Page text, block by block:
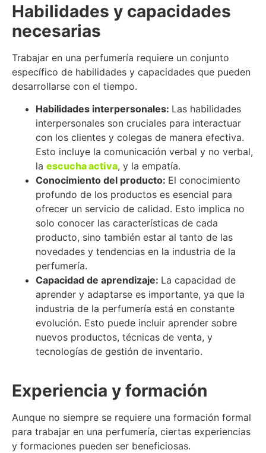
Habilidades y capacidades
necesarias
Trabajar en una perfumería requiere un conjunto
específico de habilidades y capacidades que pueden
desarrollarse con el tiempo.
Habilidades interpersonales: Las habilidades
interpersonales son cruciales para interactuar
con los clientes y colegas de manera efectiva.
Esto incluye la comunicación verbal y no verbal,
la escucha activa, y la empatía.
Conocimiento del producto: El conocimiento
profundo de los productos es esencial para
ofrecer un servicio de calidad. Esto implica no
solo conocer las características de cada
producto, sino también estar al tanto de las
novedades y tendencias en la industria de la
perfumería.
Capacidad de aprendizaje: La capacidad de
aprender y adaptarse es importante, ya que la
industria de la perfumería está en constante
evolución. Esto puede incluir aprender sobre
nuevos productos, técnicas de venta, y
tecnologías de gestión de inventario.
Experiencia y formación
Aunque no siempre se requiere una formación formal
para trabajar en una perfumería, ciertas experiencias
y formaciones pueden ser beneficiosas.